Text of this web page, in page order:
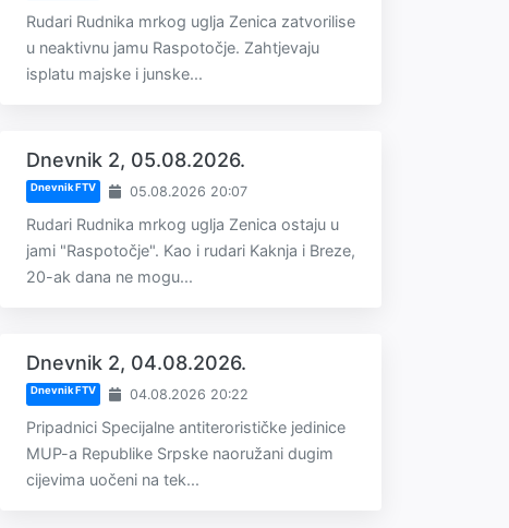
Rudari Rudnika mrkog uglja Zenica zatvorilise
u neaktivnu jamu Raspotočje. Zahtjevaju
isplatu majske i junske...
Dnevnik 2, 05.08.2026.
Dnevnik FTV 05.08.2026 20:07
Rudari Rudnika mrkog uglja Zenica ostaju u
jami "Raspotočje". Kao i rudari Kaknja i Breze,
20-ak dana ne mogu...
Dnevnik 2, 04.08.2026.
Dnevnik FTV 04.08.2026 20:22
Pripadnici Specijalne antiterorističke jedinice
MUP-a Republike Srpske naoružani dugim
cijevima uočeni na tek...